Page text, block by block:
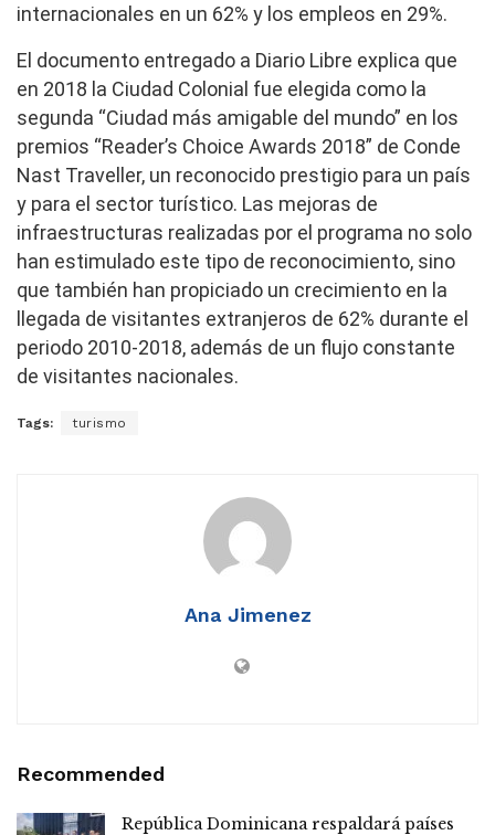
internacionales en un 62% y los empleos en 29%.
El documento entregado a Diario Libre explica que
en 2018 la Ciudad Colonial fue elegida como la
segunda “Ciudad más amigable del mundo” en los
premios “Reader’s Choice Awards 2018” de Conde
Nast Traveller, un reconocido prestigio para un país
y para el sector turístico. Las mejoras de
infraestructuras realizadas por el programa no solo
han estimulado este tipo de reconocimiento, sino
que también han propiciado un crecimiento en la
llegada de visitantes extranjeros de 62% durante el
periodo 2010-2018, además de un flujo constante
de visitantes nacionales.
Tags: turismo
Ana Jimenez
Recommended
República Dominicana respaldará países